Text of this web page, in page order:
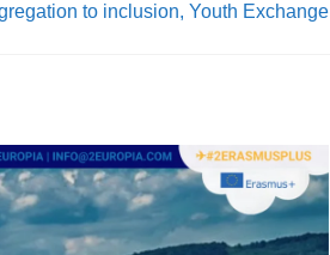
to inclusion, Youth Exchange